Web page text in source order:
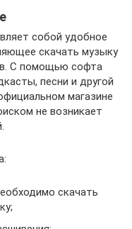
собой удобное
скачать музыку
С помощью софта
песни и другой
магазине
не возникает
скачать